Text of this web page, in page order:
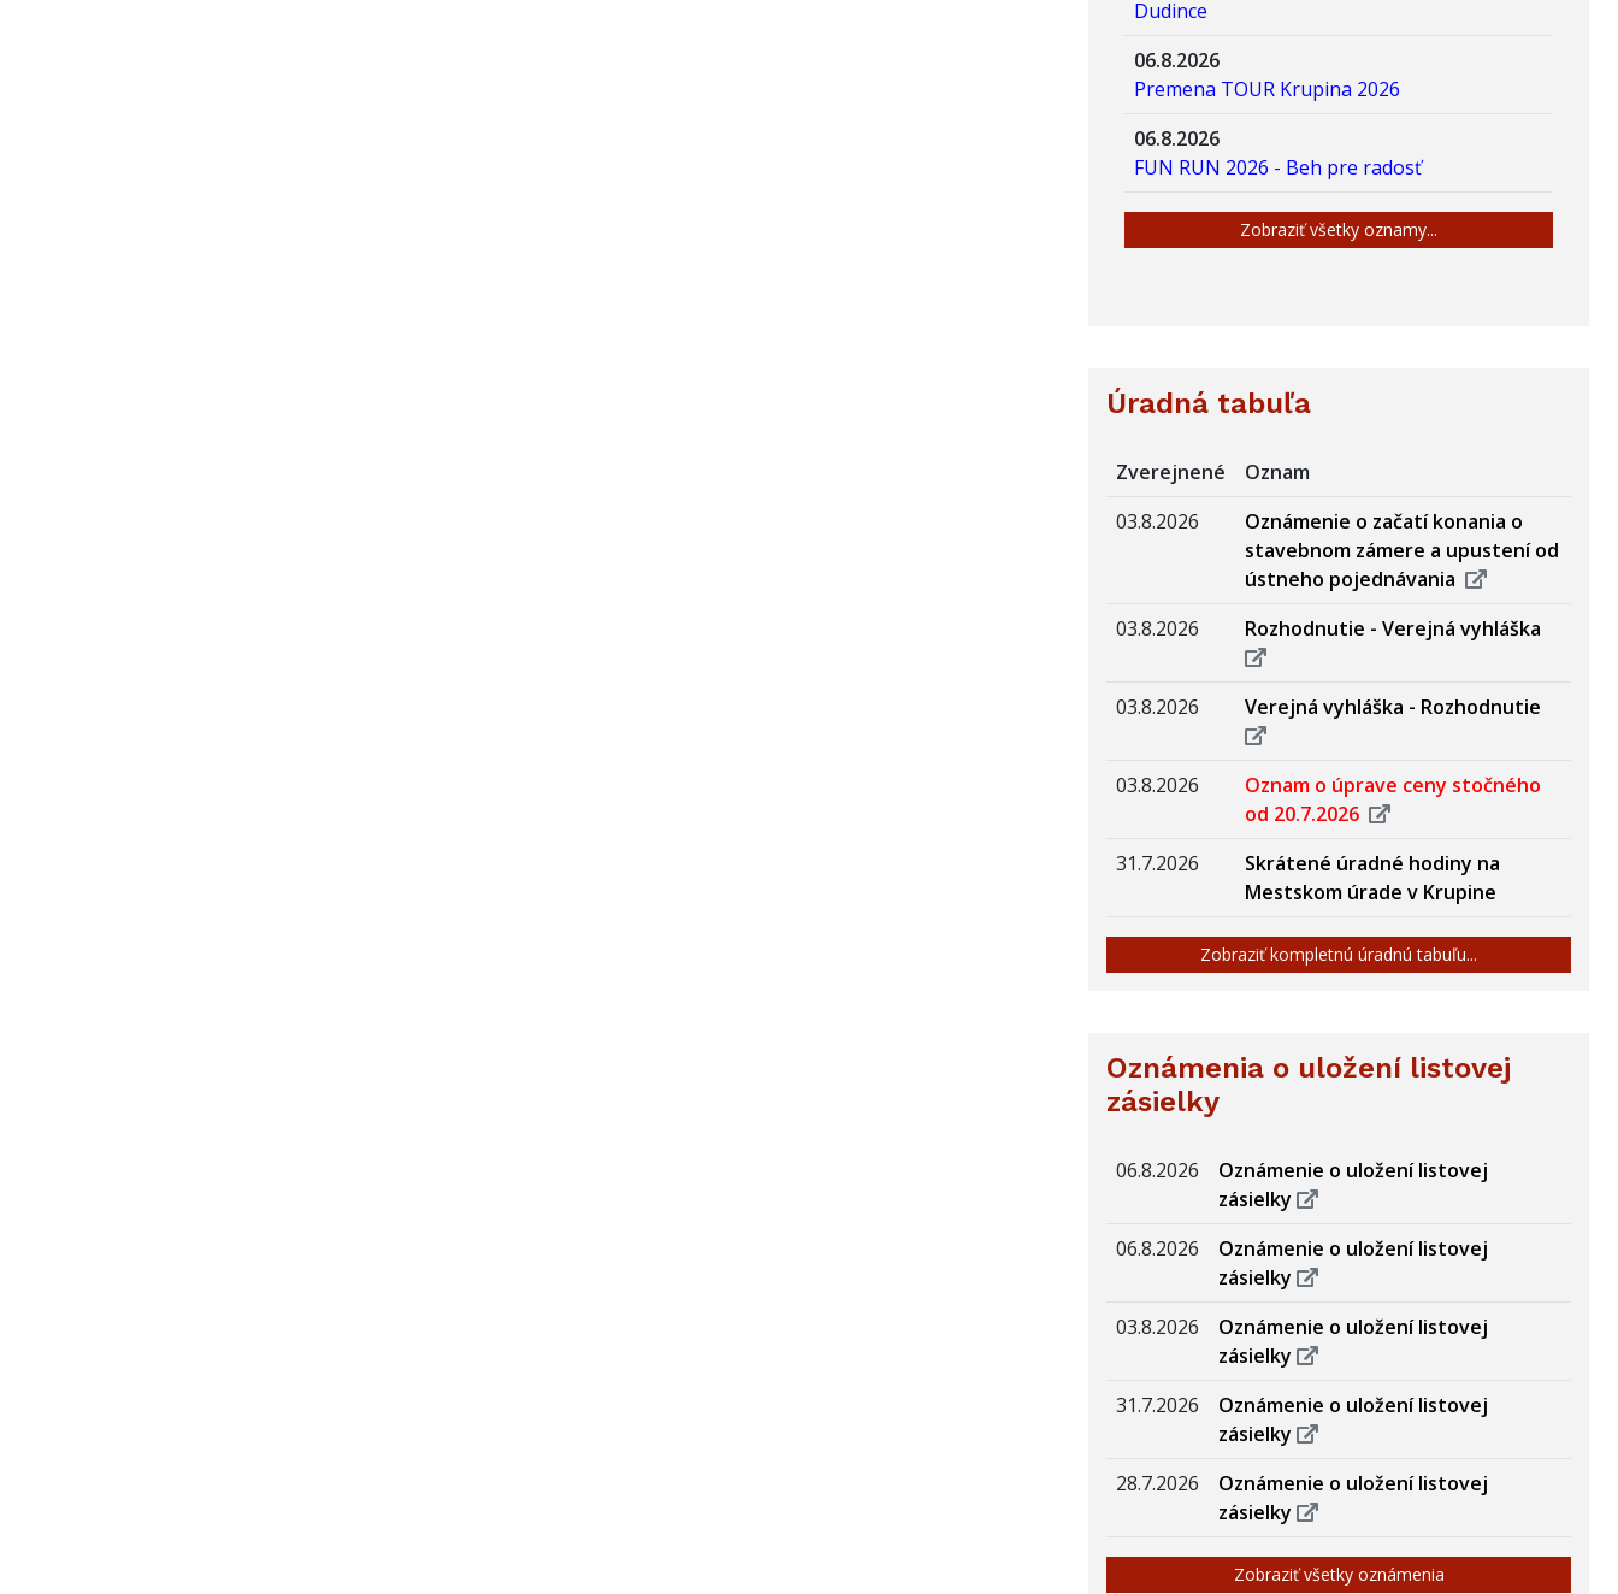
Dudince
06.8.2026
Premena TOUR Krupina 2026
06.8.2026
FUN RUN 2026 - Beh pre radosť
Zobraziť všetky oznamy...
Úradná tabuľa
Zverejnené
Oznam
03.8.2026
Oznámenie o začatí konania o
stavebnom zámere a upustení od
ústneho pojednávania
03.8.2026
Rozhodnutie - Verejná vyhláška
03.8.2026 Verejná vyhláška - Rozhodnutie
03.8.2026
Oznam o úprave ceny stočného
od 20.7.2026
31.7.2026
Skrátené úradné hodiny na
Mestskom úrade v Krupine
Zobraziť kompletnú úradnú tabuľu...
Oznámenia o uložení listovej
zásielky
06.8.2026
Oznámenie o uložení listovej
zásielky
06.8.2026
Oznámenie o uložení listovej
zásielky
03.8.2026
Oznámenie o uložení listovej
zásielky
31.7.2026
Oznámenie o uložení listovej
zásielky
28.7.2026
Oznámenie o uložení listovej
zásielky
Zobraziť všetky oznámenia